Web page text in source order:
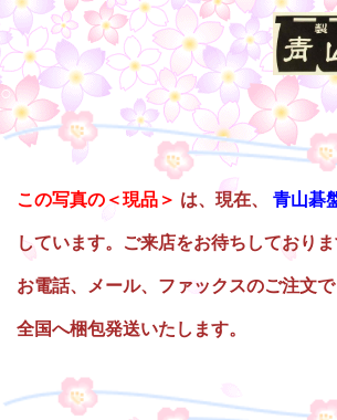
○
この写真の＜現品＞ は、現在、 青山碁
しています。ご来店をお待ちしており
お電話、メール、ファックスのご注文
全国へ梱包発送いたします。